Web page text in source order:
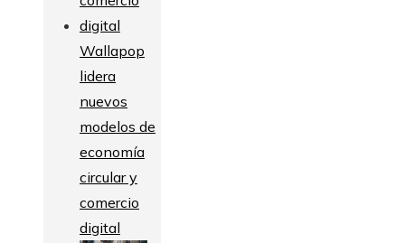
Wallapop
lidera
nuevos
modelos de
economía
circular y
comercio
digital